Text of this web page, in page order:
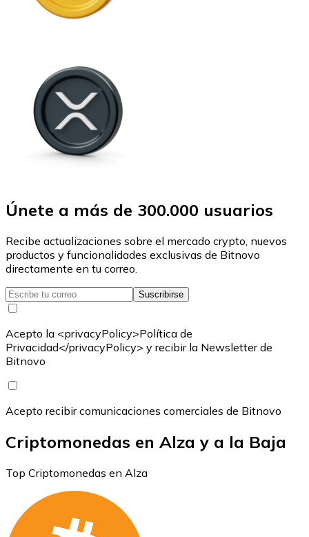
Únete a más de 300.000 usuarios
Recibe actualizaciones sobre el mercado crypto, nuevos
productos y funcionalidades exclusivas de Bitnovo
directamente en tu correo.
Suscribirse
Acepto la <privacyPolicy>Política de
Privacidad</privacyPolicy> y recibir la Newsletter de
Bitnovo
Acepto recibir comunicaciones comerciales de Bitnovo
Criptomonedas en Alza y a la Baja
Top Criptomonedas en Alza